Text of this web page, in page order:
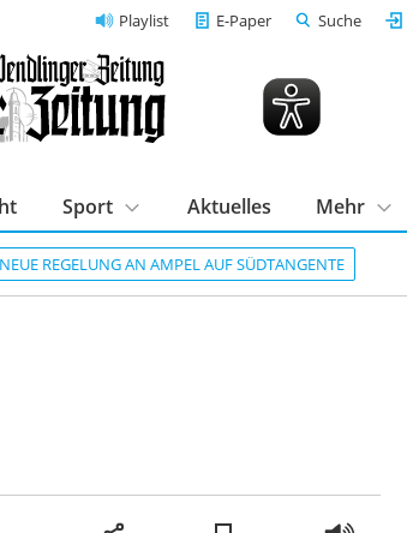
Playlist E-Paper Suche
NEUE REGELUNG AN AMPEL AUF SÜDTANGENTE
Sport Aktuelles Mehr